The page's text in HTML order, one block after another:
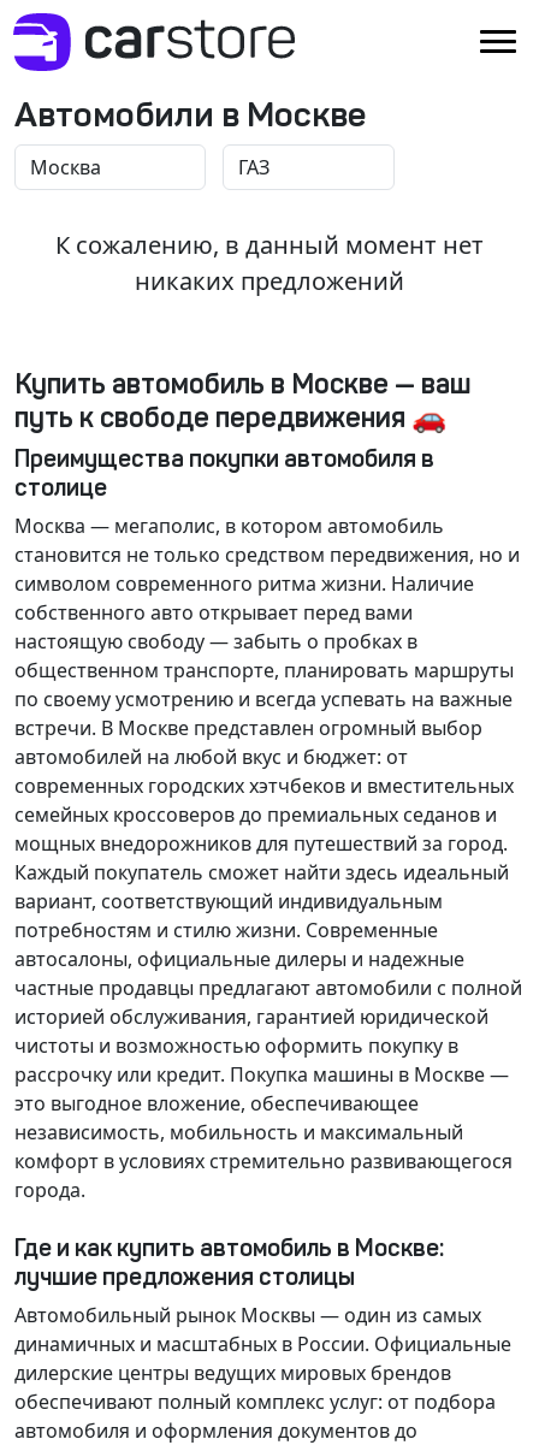
Автомобили в Москве
К сожалению, в данный момент нет
никаких предложений
Купить автомобиль в Москве — ваш
путь к свободе передвижения 🚗
Преимущества покупки автомобиля в
столице
Москва — мегаполис, в котором автомобиль
становится не только средством передвижения, но и
символом современного ритма жизни. Наличие
собственного авто открывает перед вами
настоящую свободу — забыть о пробках в
общественном транспорте, планировать маршруты
по своему усмотрению и всегда успевать на важные
встречи. В Москве представлен огромный выбор
автомобилей на любой вкус и бюджет: от
современных городских хэтчбеков и вместительных
семейных кроссоверов до премиальных седанов и
мощных внедорожников для путешествий за город.
Каждый покупатель сможет найти здесь идеальный
вариант, соответствующий индивидуальным
потребностям и стилю жизни. Современные
автосалоны, официальные дилеры и надежные
частные продавцы предлагают автомобили с полной
историей обслуживания, гарантией юридической
чистоты и возможностью оформить покупку в
рассрочку или кредит. Покупка машины в Москве —
это выгодное вложение, обеспечивающее
независимость, мобильность и максимальный
комфорт в условиях стремительно развивающегося
города.
Где и как купить автомобиль в Москве:
лучшие предложения столицы
Автомобильный рынок Москвы — один из самых
динамичных и масштабных в России. Официальные
дилерские центры ведущих мировых брендов
обеспечивают полный комплекс услуг: от подбора
автомобиля и оформления документов до